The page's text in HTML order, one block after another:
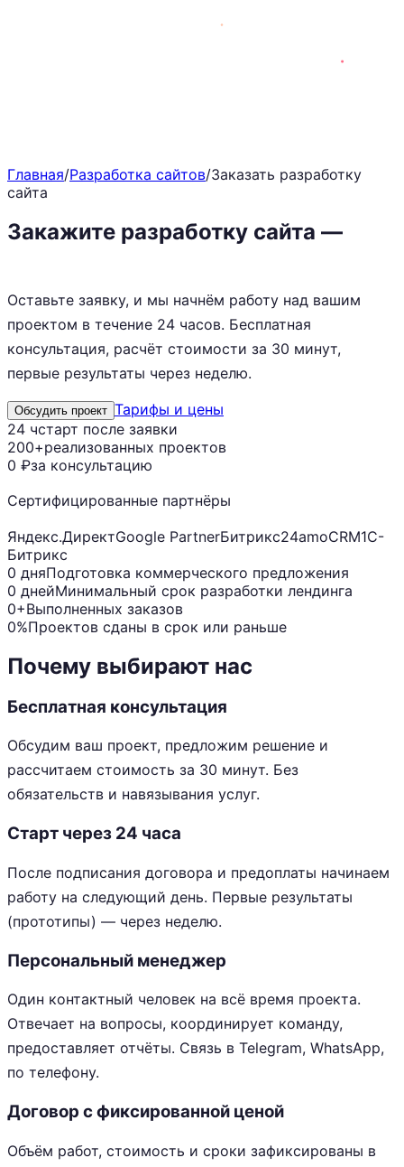
Главная/Разработка сайтов/Заказать разработку
сайта
Закажите разработку сайта —
Оставьте заявку, и мы начнём работу над вашим
проектом в течение 24 часов. Бесплатная
консультация, расчёт стоимости за 30 минут,
первые результаты через неделю.
Обсудить проект Тарифы и цены
24 чстарт после заявки
200+реализованных проектов
0 ₽за консультацию
Сертифицированные партнёры
Яндекс.ДиректGoogle PartnerБитрикс24amoCRM1С-
Битрикс
0 дняПодготовка коммерческого предложения
0 днейМинимальный срок разработки лендинга
0+Выполненных заказов
0%Проектов сданы в срок или раньше
Почему выбирают нас
Бесплатная консультация
Обсудим ваш проект, предложим решение и
рассчитаем стоимость за 30 минут. Без
обязательств и навязывания услуг.
Старт через 24 часа
После подписания договора и предоплаты начинаем
работу на следующий день. Первые результаты
(прототипы) — через неделю.
Персональный менеджер
Один контактный человек на всё время проекта.
Отвечает на вопросы, координирует команду,
предоставляет отчёты. Связь в Telegram, WhatsApp,
по телефону.
Договор с фиксированной ценой
Объём работ, стоимость и сроки зафиксированы в